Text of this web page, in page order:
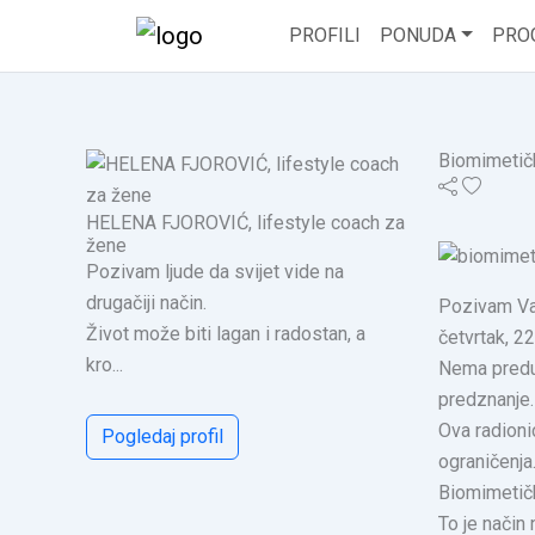
PROFILI PONUDA
HELENA FJOROVIĆ, lifestyle coach za
žene
Pozivam ljude da svijet vide na
drugačiji način.
Život može biti lagan i radostan, a
kro...
Pogledaj profil
Pozivam
četvrtak,
Nema
predznanje.
Ova
ograničenja.
To je